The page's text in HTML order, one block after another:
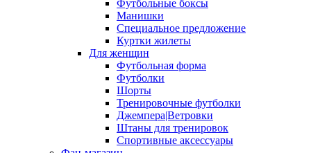
Футбольные боксы
Манишки
Специальное предложение
Куртки жилеты
Для женщин
Футбольная форма
Футболки
Шорты
Тренировочные футболки
Джемпера|Ветровки
Штаны для тренировок
Спортивные аксессуары